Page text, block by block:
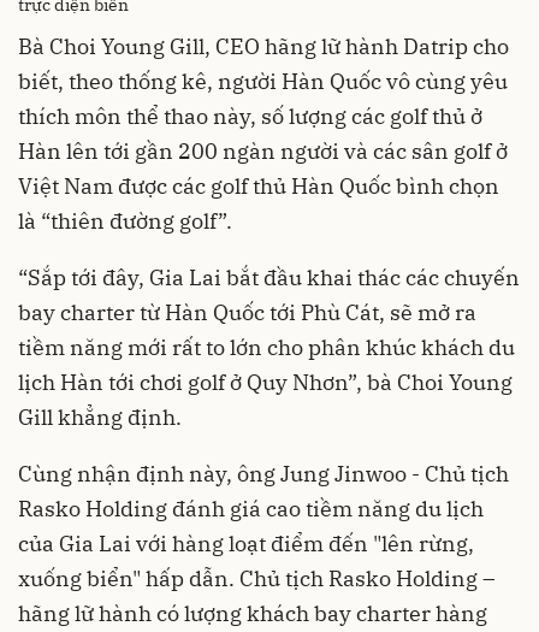
trực diện biển
Bà Choi Young Gill, CEO hãng lữ hành Datrip cho
biết, theo thống kê, người Hàn Quốc vô cùng yêu
thích môn thể thao này, số lượng các golf thủ ở
Hàn lên tới gần 200 ngàn người và các sân golf ở
Việt Nam được các golf thủ Hàn Quốc bình chọn
là “thiên đường golf”.
“Sắp tới đây, Gia Lai bắt đầu khai thác các chuyến
bay charter từ Hàn Quốc tới Phù Cát, sẽ mở ra
tiềm năng mới rất to lớn cho phân khúc khách du
lịch Hàn tới chơi golf ở Quy Nhơn”, bà Choi Young
Gill khẳng định.
Cùng nhận định này, ông Jung Jinwoo - Chủ tịch
Rasko Holding đánh giá cao tiềm năng du lịch
của Gia Lai với hàng loạt điểm đến "lên rừng,
xuống biển" hấp dẫn. Chủ tịch Rasko Holding –
hãng lữ hành có lượng khách bay charter hàng